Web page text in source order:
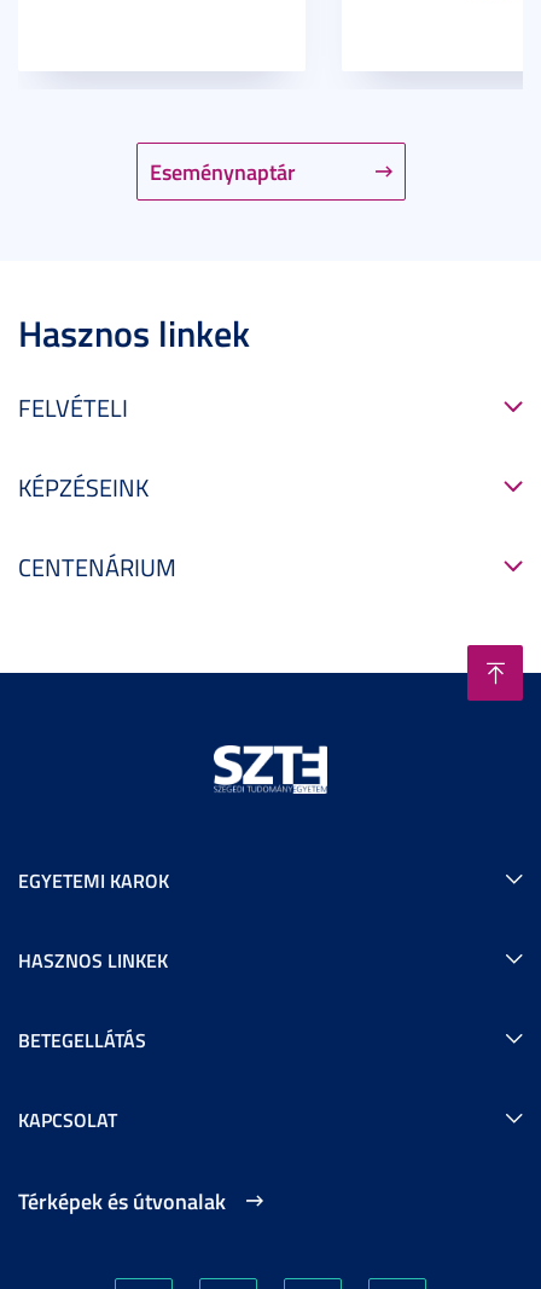
Eseménynaptár
Hasznos linkek
FELVÉTELI
KÉPZÉSEINK
CENTENÁRIUM
EGYETEMI KAROK
HASZNOS LINKEK
BETEGELLÁTÁS
KAPCSOLAT
Térképek és útvonalak